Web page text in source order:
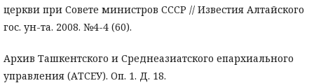
церкви при Совете министров СССР // Известия Алтайского
гос. ун-та. 2008. №4-4 (60).
Архив Ташкентского и Среднеазиатского епархиального
управления (АТСЕУ). Оп. 1. Д. 18.